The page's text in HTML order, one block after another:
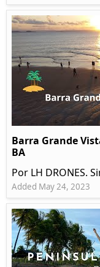
Barra Grande
BA
Por LH DRONES.
Added May 24, 2023